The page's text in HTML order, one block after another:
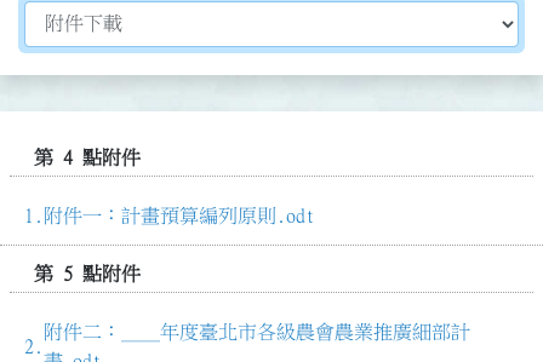
切換選擇法規資訊內容
第 4 點附件
附件一：計畫預算編列原則.odt
第 5 點附件
附件二：＿＿年度臺北市各級農會農業推廣細部計